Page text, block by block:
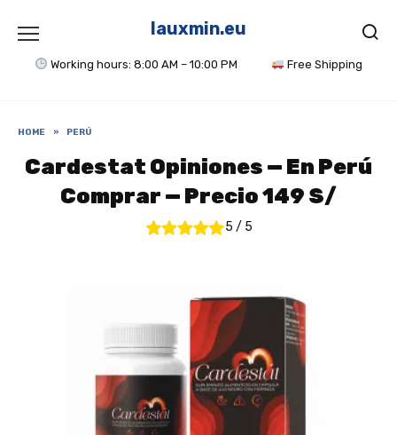
content
lauxmin.eu
Working hours: 8:00 AM – 10:00 PM Free Shipping
HOME » PERÚ
Cardestat Opiniones — En Perú
Comprar — Precio 149 S/
5 / 5